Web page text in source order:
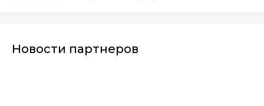
Новости партнеров